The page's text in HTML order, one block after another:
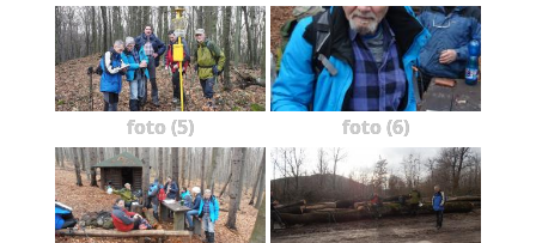
foto (5) foto (6)